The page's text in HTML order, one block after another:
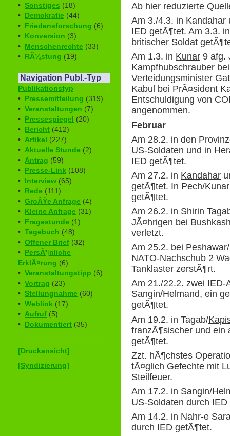
• Sonstiges (18)
• Demokratie (44)
• Friedensforschung (6)
• Konversion (3)
• Menschenrechte (33)
• RÃ¼stung (19)
Navigation Publ.-Typ
Publikationstyp
• Pressemitteilung (319)
• Veranstaltungen (7)
• Pressespiegel (20)
• Bericht (412)
• Artikel (227)
• Aktuelle Stunde (2)
• Antrag (59)
• Presse-Link (108)
• Interview (65)
• Rede (111)
• GroÃŸe Anfrage (4)
• Kleine Anfrage (31)
• Fragestunde (1)
• Tagebuch (48)
• Offener Brief (32)
• PersÃ¶nliche
ErklÃ¤rung (6)
• Veranstaltungstipp (6)
• Vortrag (23)
• Stellungnahme (60)
• Weblink (17)
• Aufruf (5)
• Dokumentiert (35)
[Druckansicht]
[Syndizierung]
Ab hier reduzierte
Am 3./4.3. in Kandahar
IED getÃ¶tet. Am 3.3.
britischer Soldat
Am 1.3. in Kunar 9 afg.
Kampfhubschrauber
Verteidungsminister
Kabul bei PrÃ¤sident
Entschuldigung von
angenommen.
Februar
Am 28.2. in den
US-Soldaten und in
IED getÃ¶tet.
Am 27.2. in Kandahar
getÃ¶tet. In Pech/Kunar
getÃ¶tet.
Am 26.2. in Shirin
JÃ¤hrigen bei
verletzt.
Am 25.2. bei Peshawar
NATO-Nachschub 2
Tanklaster zerstÃ¶rt.
Am 21./22.2. zwei IED-
Sangin/Helmand, ein
getÃ¶tet.
Am 19.2. in Tagab/
franzÃ¶sischer und ein
getÃ¶tet.
Zzt. hÃ¶chstes
tÃ¤glich Gefechte mit
Steilfeuer.
Am 17.2. in Sangin/
US-Soldaten durch
Am 14.2. in Nahr-e
durch IED getÃ¶tet.